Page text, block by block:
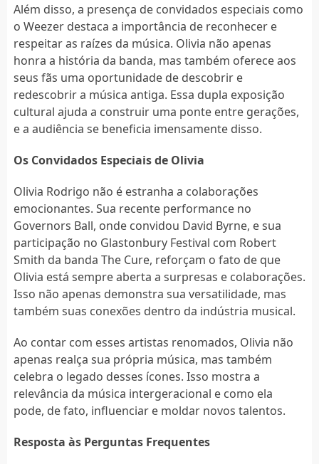
Além disso, a presença de convidados especiais como
o Weezer destaca a importância de reconhecer e
respeitar as raízes da música. Olivia não apenas
honra a história da banda, mas também oferece aos
seus fãs uma oportunidade de descobrir e
redescobrir a música antiga. Essa dupla exposição
cultural ajuda a construir uma ponte entre gerações,
e a audiência se beneficia imensamente disso.
Os Convidados Especiais de Olivia
Olivia Rodrigo não é estranha a colaborações
emocionantes. Sua recente performance no
Governors Ball, onde convidou David Byrne, e sua
participação no Glastonbury Festival com Robert
Smith da banda The Cure, reforçam o fato de que
Olivia está sempre aberta a surpresas e colaborações.
Isso não apenas demonstra sua versatilidade, mas
também suas conexões dentro da indústria musical.
Ao contar com esses artistas renomados, Olivia não
apenas realça sua própria música, mas também
celebra o legado desses ícones. Isso mostra a
relevância da música intergeracional e como ela
pode, de fato, influenciar e moldar novos talentos.
Resposta às Perguntas Frequentes